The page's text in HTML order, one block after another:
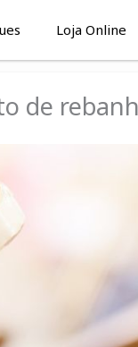
Loja Online
de